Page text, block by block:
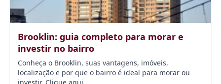
Brooklin: guia completo para morar e
investir no bairro
Conheça o Brooklin, suas vantagens, imóveis,
localização e por que o bairro é ideal para morar ou